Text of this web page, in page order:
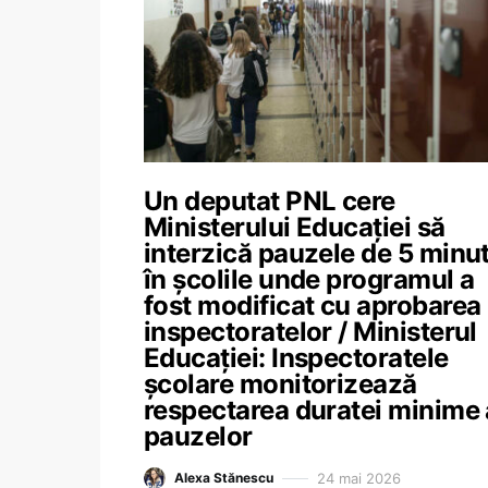
Un deputat PNL cere
Ministerului Educației să
interzică pauzele de 5
în școlile unde programul a
fost modificat cu aprobarea
inspectoratelor / Ministerul
Educației: Inspectoratele
școlare monitorizează
respectarea duratei minime
pauzelor
Alexa Stănescu 24 mai 2026